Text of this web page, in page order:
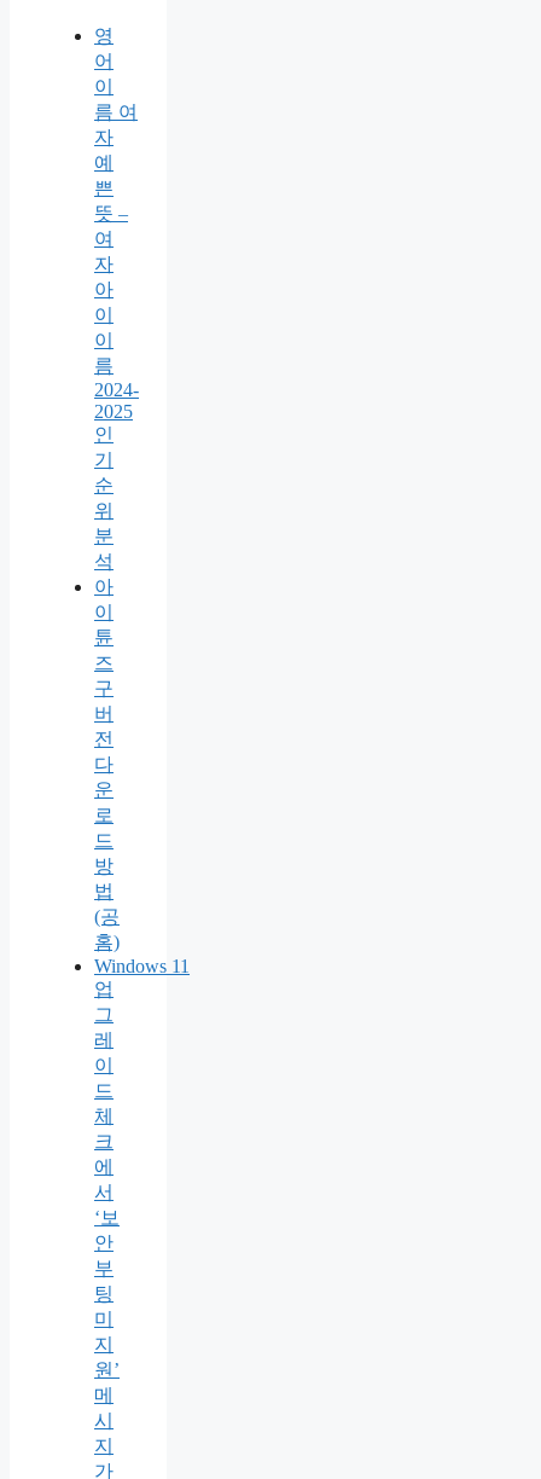
영
어
이
름 여
자
예
쁜
뜻 –
여
자
아
이
이
름
2024-
2025
인
기
순
위
분
석
아
이
튠
즈
구
버
전
다
운
로
드
방
법
(공
홈)
Windows 11
업
그
레
이
드
체
크
에
서
‘보
안
부
팅
미
지
원’
메
시
지
가